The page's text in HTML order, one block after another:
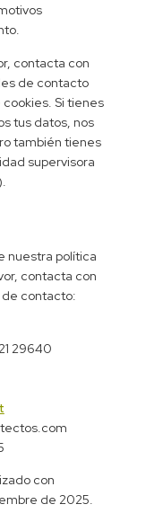
contacta con
de contacto
Si tienes
tus datos, nos
también tienes
supervisora
nuestra política
contacta con
de contacto:
29640
con
de 2025.